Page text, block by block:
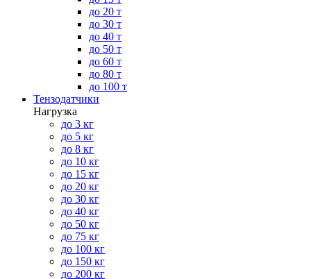
до 20 т
до 30 т
до 40 т
до 50 т
до 60 т
до 80 т
до 100 т
Тензодатчики
Нагрузка
до 3 кг
до 5 кг
до 8 кг
до 10 кг
до 15 кг
до 20 кг
до 30 кг
до 40 кг
до 50 кг
до 75 кг
до 100 кг
до 150 кг
до 200 кг